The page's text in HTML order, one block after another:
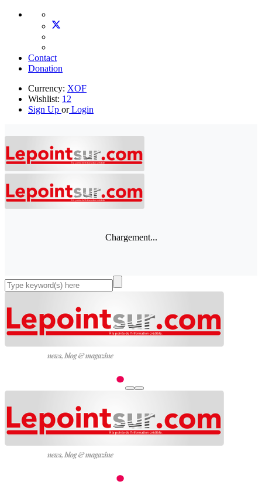
Contact
Donation
Currency: XOF
Wishlist: 12
Sign Up orLogin
Chargement...